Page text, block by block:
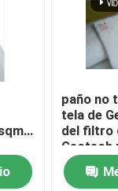
Liner
drenaje
paño no
tela de
del filtro
Geotech